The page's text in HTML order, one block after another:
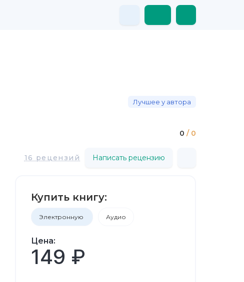
Лучшее у автора
0 / 0
16 рецензий Написать рецензию
Купить книгу:
Электронную Аудио
Цена:
149 ₽